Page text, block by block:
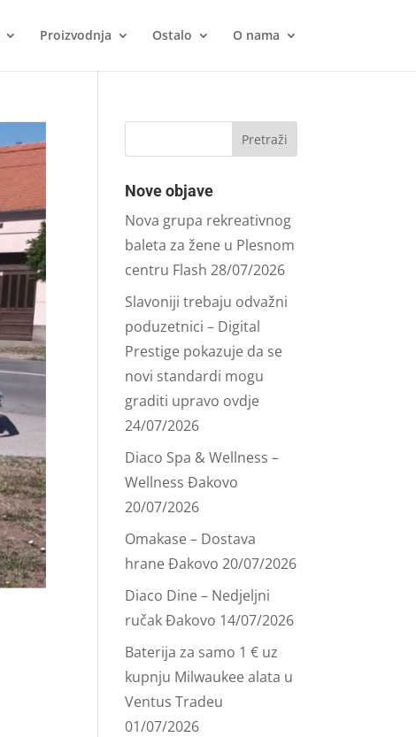
Proizvodnja Ostalo O nama
Nove objave
Nova grupa rekreativnog
baleta za žene u Plesnom
centru Flash 28/07/2026
Slavoniji trebaju odvažni
poduzetnici – Digital
Prestige pokazuje da se
novi standardi mogu
graditi upravo ovdje
24/07/2026
Diaco Spa & Wellness –
Wellness Đakovo
20/07/2026
Omakase – Dostava
hrane Đakovo 20/07/2026
Diaco Dine – Nedjeljni
ručak Đakovo 14/07/2026
Baterija za samo 1 € uz
kupnju Milwaukee alata u
Ventus Tradeu
01/07/2026